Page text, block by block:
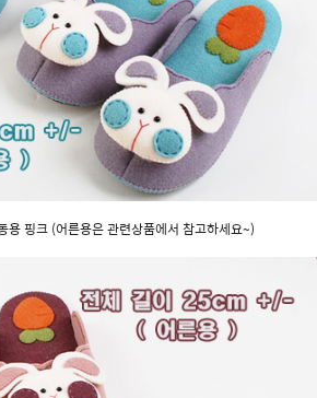
핑크 (어른용은 관련상품에서 참고하세요~)